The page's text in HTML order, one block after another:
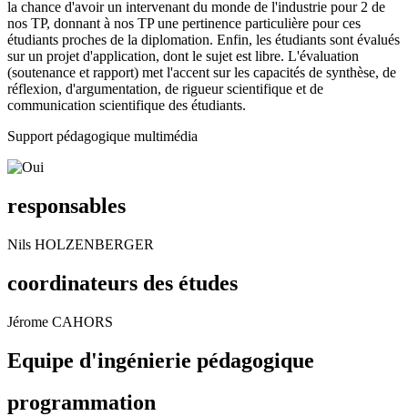
la chance d'avoir un intervenant du monde de l'industrie pour 2 de
nos TP, donnant à nos TP une pertinence particulière pour ces
étudiants proches de la diplomation. Enfin, les étudiants sont évalués
sur un projet d'application, dont le sujet est libre. L'évaluation
(soutenance et rapport) met l'accent sur les capacités de synthèse, de
réflexion, d'argumentation, de rigueur scientifique et de
communication scientifique des étudiants.
Support pédagogique multimédia
responsables
Nils HOLZENBERGER
coordinateurs des études
Jérome CAHORS
Equipe d'ingénierie pédagogique
programmation